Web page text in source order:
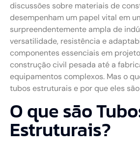
discussões sobre materiais de
desempenham um papel vital em
surpreendentemente ampla de
versatilidade, resistência e
componentes essenciais em
construção civil pesada até a
equipamentos complexos. Mas o
tubos estruturais e por que eles
O que são
Estruturais?